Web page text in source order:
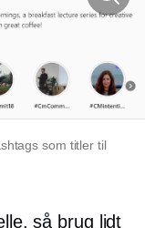
som titler til
så brug lidt